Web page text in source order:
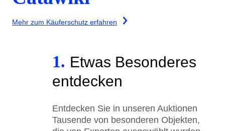
Mehr zum Käuferschutz erfahren
1. Etwas Besonderes
entdecken
Entdecken Sie in unseren Auktionen
Tausende von besonderen Objekten,